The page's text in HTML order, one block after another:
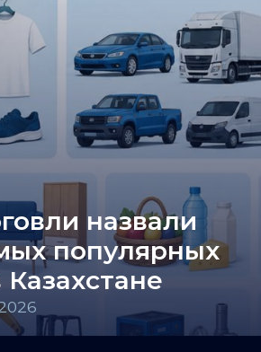
назвали
популярных
Казахстане